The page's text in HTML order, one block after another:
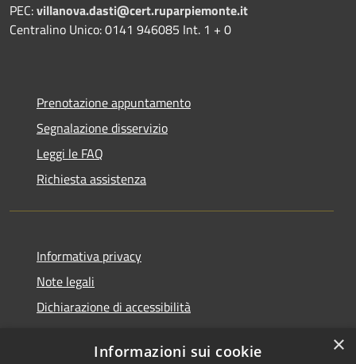
PEC:villanova.dasti@cert.ruparpiemonte.it
Centralino Unico: 0141 946085 Int. 1 + 0
Prenotazione appuntamento
Segnalazione disservizio
Leggi le FAQ
Richiesta assistenza
Informativa privacy
Note legali
Dichiarazione di accessibilità
×
Informazioni sui cookie